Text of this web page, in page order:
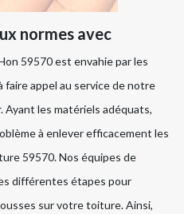
normes avec
59570 est envahie par les
faire appel au service de notre
Ayant les matériels adéquats,
à enlever efficacement les
59570. Nos équipes de
différentes étapes pour
sur votre toiture. Ainsi,